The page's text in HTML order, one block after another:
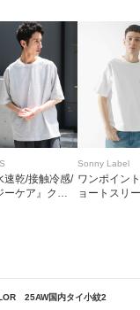
速乾/接触冷感/
ーケア』クイ
Sonny Label
ワンポイン
ョートスリ
25AW国内タイ小紋2